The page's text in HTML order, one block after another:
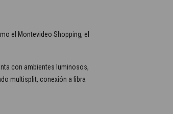
el Montevideo Shopping, el
con ambientes luminosos,
multisplit, conexión a fibra